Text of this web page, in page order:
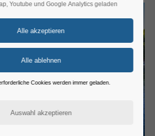
Youtube und Google Analytics geladen
Cookies werden immer geladen.